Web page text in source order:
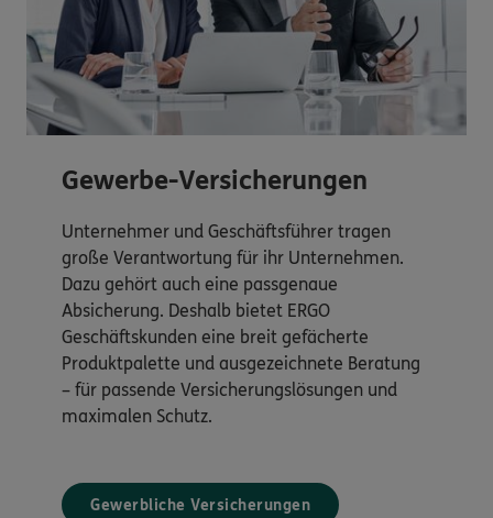
Gewerbe-Versicherungen
Unternehmer und Geschäftsführer tragen
große Verantwortung für ihr Unternehmen.
Dazu gehört auch eine passgenaue
Absicherung. Deshalb bietet ERGO
Geschäftskunden eine breit gefächerte
Produktpalette und ausgezeichnete Beratung
– für passende Versicherungslösungen und
maximalen Schutz.
Gewerbliche Versicherungen